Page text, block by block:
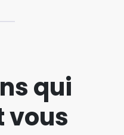
qui
vous